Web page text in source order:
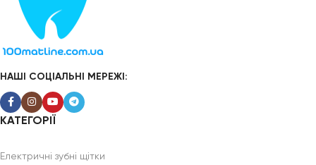
НАШІ СОЦІАЛЬНІ МЕРЕЖІ:
КАТЕГОРІЇ
Електричні зубні щітки